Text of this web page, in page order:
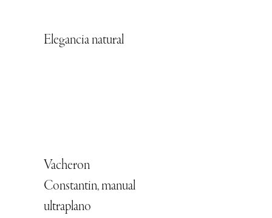
Elegancia natural
Vacheron
Constantin, manual
ultraplano